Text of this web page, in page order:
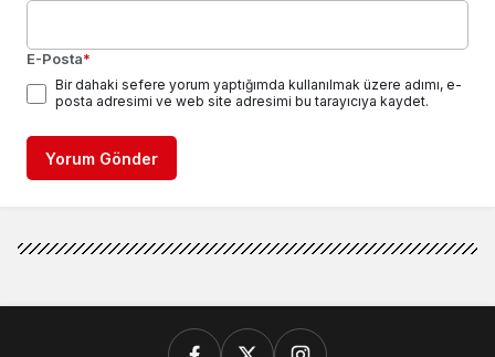
E-Posta*
Bir dahaki sefere yorum yaptığımda kullanılmak üzere adımı, e-
posta adresimi ve web site adresimi bu tarayıcıya kaydet.
Yorum Gönder